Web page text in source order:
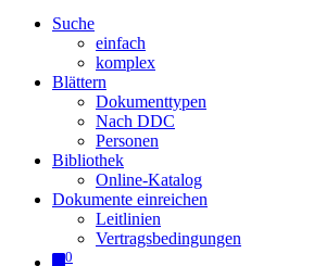
Suche
einfach
komplex
Blättern
Dokumenttypen
Nach DDC
Personen
Bibliothek
Online-Katalog
Dokumente einreichen
Leitlinien
Vertragsbedingungen
0